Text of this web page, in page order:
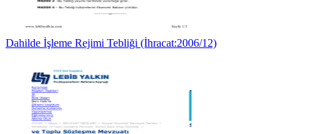
Dahilde İşleme Rejimi Tebliği (İhracat:2006/12)